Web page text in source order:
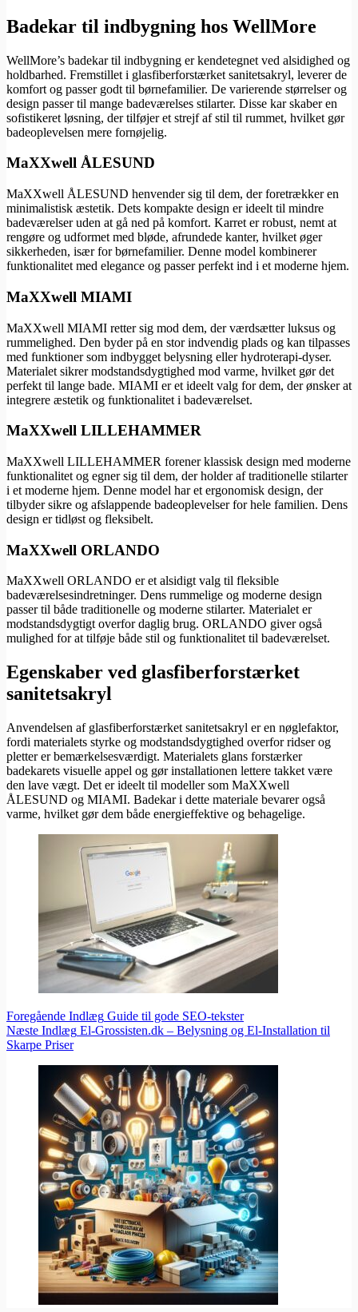
Badekar til indbygning hos WellMore
WellMore’s badekar til indbygning er kendetegnet ved alsidighed og
holdbarhed. Fremstillet i glasfiberforstærket sanitetsakryl, leverer de
komfort og passer godt til børnefamilier. De varierende størrelser og
design passer til mange badeværelses stilarter. Disse kar skaber en
sofistikeret løsning, der tilføjer et strejf af stil til rummet, hvilket gør
badeoplevelsen mere fornøjelig.
MaXXwell ÅLESUND
MaXXwell ÅLESUND henvender sig til dem, der foretrækker en
minimalistisk æstetik. Dets kompakte design er ideelt til mindre
badeværelser uden at gå ned på komfort. Karret er robust, nemt at
rengøre og udformet med bløde, afrundede kanter, hvilket øger
sikkerheden, især for børnefamilier. Denne model kombinerer
funktionalitet med elegance og passer perfekt ind i et moderne hjem.
MaXXwell MIAMI
MaXXwell MIAMI retter sig mod dem, der værdsætter luksus og
rummelighed. Den byder på en stor indvendig plads og kan tilpasses
med funktioner som indbygget belysning eller hydroterapi-dyser.
Materialet sikrer modstandsdygtighed mod varme, hvilket gør det
perfekt til lange bade. MIAMI er et ideelt valg for dem, der ønsker at
integrere æstetik og funktionalitet i badeværelset.
MaXXwell LILLEHAMMER
MaXXwell LILLEHAMMER forener klassisk design med moderne
funktionalitet og egner sig til dem, der holder af traditionelle stilarter
i et moderne hjem. Denne model har et ergonomisk design, der
tilbyder sikre og afslappende badeoplevelser for hele familien. Dens
design er tidløst og fleksibelt.
MaXXwell ORLANDO
MaXXwell ORLANDO er et alsidigt valg til fleksible
badeværelsesindretninger. Dens rummelige og moderne design
passer til både traditionelle og moderne stilarter. Materialet er
modstandsdygtigt overfor daglig brug. ORLANDO giver også
mulighed for at tilføje både stil og funktionalitet til badeværelset.
Egenskaber ved glasfiberforstærket
sanitetsakryl
Anvendelsen af glasfiberforstærket sanitetsakryl er en nøglefaktor,
fordi materialets styrke og modstandsdygtighed overfor ridser og
pletter er bemærkelsesværdigt. Materialets glans forstærker
badekarets visuelle appel og gør installationen lettere takket være
den lave vægt. Det er ideelt til modeller som MaXXwell
ÅLESUND og MIAMI. Badekar i dette materiale bevarer også
varme, hvilket gør dem både energieffektive og behagelige.
Foregående Indlæg Guide til gode SEO-tekster
Næste Indlæg El-Grossisten.dk – Belysning og El-Installation til
Skarpe Priser